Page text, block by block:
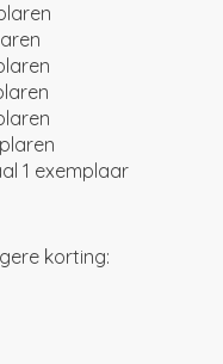
1 exemplaar
korting: